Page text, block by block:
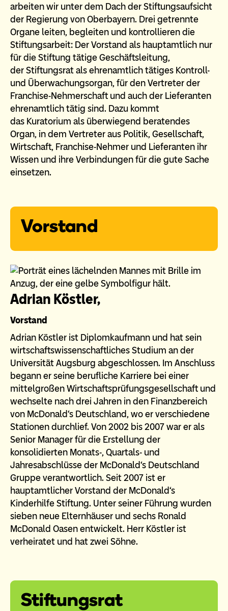
arbeiten wir unter dem Dach der Stiftungsaufsicht
der Regierung von Oberbayern. Drei getrennte
Organe leiten, begleiten und kontrollieren die
Stiftungsarbeit: Der Vorstand als hauptamtlich nur
für die Stiftung tätige Geschäftsleitung,
der Stiftungsrat als ehrenamtlich tätiges Kontroll-
und Überwachungsorgan, für den Vertreter der
Franchise-Nehmerschaft und auch der Lieferanten
ehrenamtlich tätig sind. Dazu kommt
das Kuratorium als überwiegend beratendes
Organ, in dem Vertreter aus Politik, Gesellschaft,
Wirtschaft, Franchise-Nehmer und Lieferanten ihr
Wissen und ihre Verbindungen für die gute Sache
einsetzen.
Vorstand
Adrian Köstler,
Vorstand
Adrian Köstler ist Diplomkaufmann und hat sein
wirtschaftswissenschaftliches Studium an der
Universität Augsburg abgeschlossen. Im Anschluss
begann er seine berufliche Karriere bei einer
mittelgroßen Wirtschaftsprüfungsgesellschaft und
wechselte nach drei Jahren in den Finanzbereich
von McDonald‘s Deutschland, wo er verschiedene
Stationen durchlief. Von 2002 bis 2007 war er als
Senior Manager für die Erstellung der
konsolidierten Monats-, Quartals- und
Jahresabschlüsse der McDonald‘s Deutschland
Gruppe verantwortlich. Seit 2007 ist er
hauptamtlicher Vorstand der McDonald‘s
Kinderhilfe Stiftung. Unter seiner Führung wurden
sieben neue Elternhäuser und sechs Ronald
McDonald Oasen entwickelt. Herr Köstler ist
verheiratet und hat zwei Söhne.
Stiftungsrat